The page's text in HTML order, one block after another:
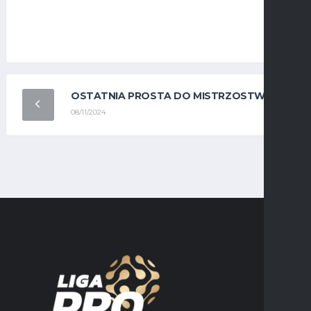
OSTATNIA PROSTA DO MISTRZOSTWA
08/11/2024